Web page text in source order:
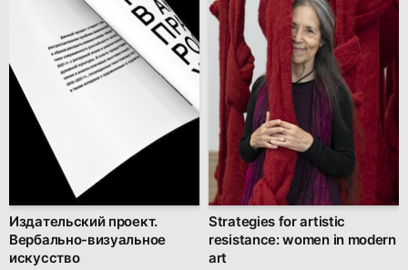
Издательский проект.
Вербально-визуальное
искусство
Strategies for artistic
resistance: women in modern
art